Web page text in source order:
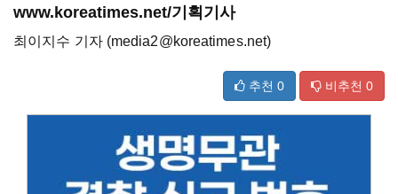
www.koreatimes.net/기획기사
최이지수 기자 (media2@koreatimes.net)
추천 0 비추천 0